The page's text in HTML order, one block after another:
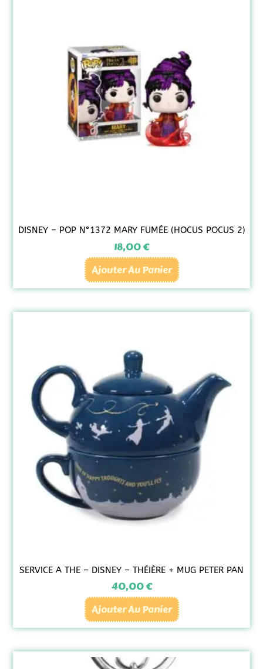
DISNEY – POP N°1372 MARY FUMÉE (HOCUS POCUS 2)
18,00€
Ajouter Au Panier
SERVICE A THE – DISNEY – THÉIÈRE + MUG PETER PAN
40,00€
Ajouter Au Panier